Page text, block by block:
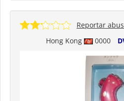
Hong Kong 0000
Reportar